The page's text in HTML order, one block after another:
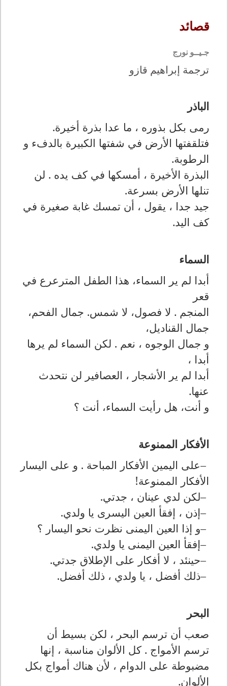
قصائد
جـيــو نورج
ترجمة إبراهيم قازو
الباذر
رمى بكل بذوره ، ما عدا بذرة أخيرة.
فتلقفتها الأرض في شفتها الكبيرة بالدفء و
الرطوبة.
البذرة الأخيرة ، أمسكها في كف يده . لن
تنلها الأرض بسرعة.
جيد جدا ، يقول ، أن تمسك غابة صغيرة في
كف اليد.
السماء
أبدا لم ير السماء، هذا الطفل المترعرع في
قعر
المنجم . لا فصول، لا شمس. جمال الفحم،
جمال القناديل،
و جمال الوجوه ، نعم . لكن السماء لم يرها
أبدا ،
أبدا لم ير الأشجار ، العصافير لن نتحدث
عنها.
و أنت، هل رأيت السماء، أنت ؟
الأفكار الممنوعة
–على اليمين الأفكار المباحة . و على اليسار
الأفكار الممنوعة!
–لكن لدي عينان ، جدتي.
–إذن ، إفقأ العين اليسرى يا ولدي.
–و إذا العين اليمنى نظرت نحو اليسار ؟
–إفقأ العين اليمنى يا ولدي.
–حينئد ، لا أفكار على الإطلاق جدتي.
–ذلك أفضل ، يا ولدي ، ذلك أفضل.
البحر
صعب أن ترسم البحر ، لكن بسيط أن
ترسم الأمواج . كل الألوان مناسبة ، إنها
مضبوطة على الدوام ، لأن هناك أمواج بكل
الألوان.